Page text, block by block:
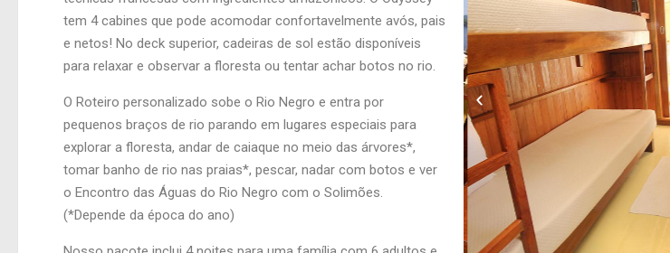
tem 4 cabines que pode acomodar confortavelmente avós, pais
e netos! No deck superior, cadeiras de sol estão disponíveis
para relaxar e observar a floresta ou tentar achar botos no rio.
O Roteiro personalizado sobe o Rio Negro e entra por
pequenos braços de rio parando em lugares especiais para
explorar a floresta, andar de caiaque no meio das árvores*,
tomar banho de rio nas praias*, pescar, nadar com botos e ver
o Encontro das Águas do Rio Negro com o Solimões.
(*Depende da época do ano)